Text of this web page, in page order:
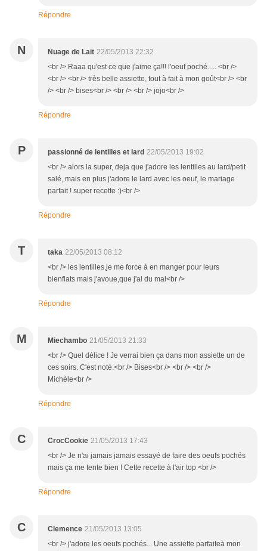
Répondre
N Nuage de Lait 22/05/2013 22:32
<br /> Raaa qu'est ce que j'aime ça!!! l'oeuf poché..... <br />
<br /> <br /> très belle assiette, tout à fait à mon goût<br /> <br
/> <br /> bises<br /> <br /> <br /> jojo<br />
Répondre
P passionné de lentilles et lard 22/05/2013 19:02
<br /> alors la super, deja que j'adore les lentilles au lard/petit
salé, mais en plus j'adore le lard avec les oeuf, le mariage
parfait ! super recette :)<br />
Répondre
T taka 22/05/2013 08:12
<br /> les lentilles,je me force à en manger pour leurs
bienfiats mais j'avoue,que j'ai du mal<br />
Répondre
M Miechambo 21/05/2013 21:33
<br /> Quel délice ! Je verrai bien ça dans mon assiette un de
ces soirs. C'est noté.<br /> Bises<br /> <br /> <br />
Michèle<br />
Répondre
C CrocCookie 21/05/2013 17:43
<br /> Je n'ai jamais jamais essayé de faire des oeufs pochés
mais ça me tente bien ! Cette recette à l'air top <br />
Répondre
C Clemence 21/05/2013 13:05
<br /> j'adore les oeufs pochés... Une assiette parfaiteà mon